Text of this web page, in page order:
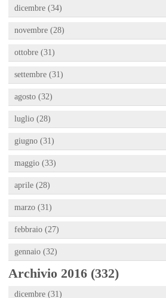
dicembre (34)
novembre (28)
ottobre (31)
settembre (31)
agosto (32)
luglio (28)
giugno (31)
maggio (33)
aprile (28)
marzo (31)
febbraio (27)
gennaio (32)
Archivio 2016 (332)
dicembre (31)